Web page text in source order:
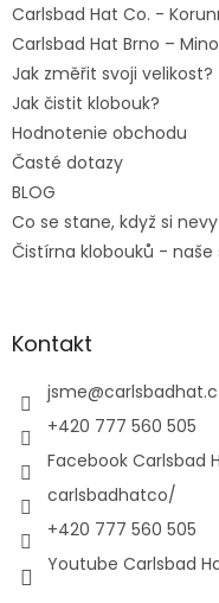
Carlsbad Hat Co. -
Carlsbad Hat Brno –
Jak změřit svoji velikost?
Jak čistit klobouk?
Hodnotenie obchodu
Časté dotazy
BLOG
Co se stane, když si
Čistírna klobouků -
Kontakt
jsme@
+420 777 560 505
Facebook Carlsbad
carlsbadhatco/
+420 777 560 505
Youtube Carlsbad